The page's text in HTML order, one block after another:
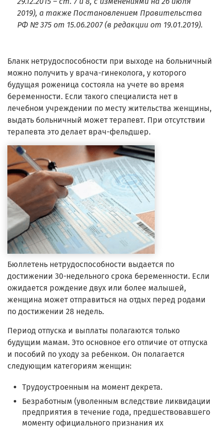
2019), а также Постановлением Правительства
РФ № 375 от 15.06.2007 (в редакции от 19.01.2019).
Бланк нетрудоспособности при выходе на больничный
можно получить у врача-гинеколога, у которого
будущая роженица состояла на учете во время
беременности. Если такого специалиста нет в
лечебном учреждении по месту жительства женщины,
выдать больничный может терапевт. При отсутствии
терапевта это делает врач-фельдшер.
Бюллетень нетрудоспособности выдается по
достижении 30-недельного срока беременности. Если
ожидается рождение двух или более малышей,
женщина может отправиться на отдых перед родами
по достижении 28 недель.
Период отпуска и выплаты полагаются только
будущим мамам. Это основное его отличие от отпуска
и пособий по уходу за ребенком. Он полагается
следующим категориям женщин:
Трудоустроенным на момент декрета.
Безработным (уволенным вследствие ликвидации
предприятия в течение года, предшествовавшего
моменту официального признания их